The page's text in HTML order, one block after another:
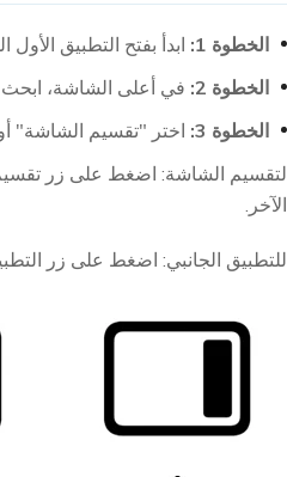
الخطوة 1:
ابدأ بفتح التطبيق
الخطوة 2:
في أعلى الشاشة، ابحث
الخطوة 3:
اختر "تقسيم الشاشة"
لتقسيم الشاشة: اضغط على زر
الآخر.
للتطبيق الجانبي: اضغط على زر